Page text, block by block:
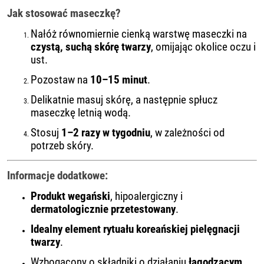
Jak stosować maseczkę?
Nałóż równomiernie cienką warstwę maseczki na
czystą, suchą skórę twarzy, omijając okolice oczu i
ust.
Pozostaw na 10–15 minut.
Delikatnie masuj skórę, a następnie spłucz
maseczkę letnią wodą.
Stosuj 1–2 razy w tygodniu, w zależności od
potrzeb skóry.
Informacje dodatkowe:
Produkt wegański, hipoalergiczny i
dermatologicznie przetestowany.
Idealny element rytuału koreańskiej pielęgnacji
twarzy.